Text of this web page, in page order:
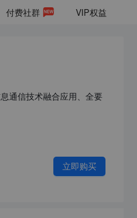
付费社群 VIP权益
通信技术融合应用、全要
立即购买